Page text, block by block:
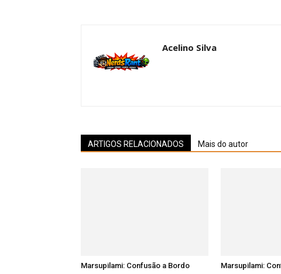
Acelino Silva
ARTIGOS RELACIONADOS Mais do autor
Marsupilami: Confusão a Bordo
Marsupilami: